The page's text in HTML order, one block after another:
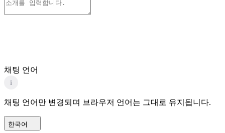
채팅 언어
i
채팅 언어만 변경되며 브라우저 언어는 그대로 유지됩니다.
한국어